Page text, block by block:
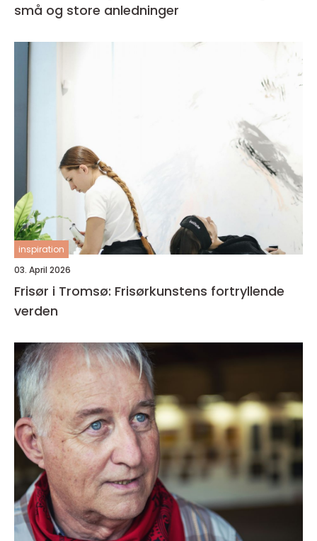
små og store anledninger
inspiration
03. April 2026
Frisør i Tromsø: Frisørkunstens fortryllende
verden